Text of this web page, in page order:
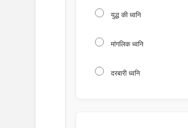
युद्ध की ध्वनि
मांगलिक ध्वनि
दरबारी ध्वनि